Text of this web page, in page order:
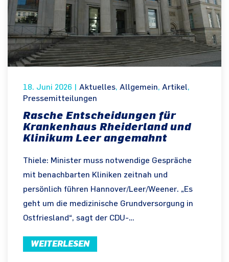
18. Juni 2026 Aktuelles, Allgemein, Artikel,
Pressemitteilungen
Rasche Entscheidungen für
Krankenhaus Rheiderland und
Klinikum Leer angemahnt
Thiele: Minister muss notwendige Gespräche
mit benachbarten Kliniken zeitnah und
persönlich führen Hannover/Leer/Weener. „Es
geht um die medizinische Grundversorgung in
Ostfriesland“, sagt der CDU-…
WEITERLESEN